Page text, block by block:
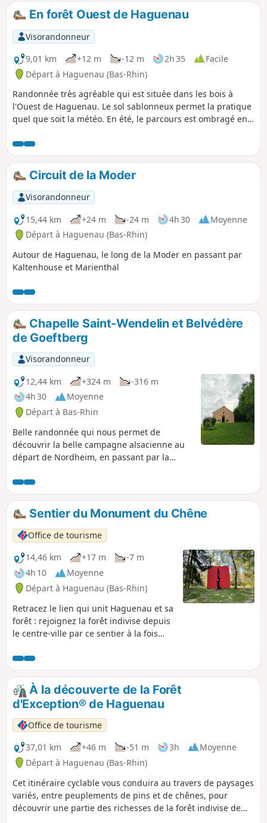
En forêt Ouest de Haguenau
Visorandonneur
9,01 km
+12 m -12 m 2h 35
Facile
Départ à Haguenau (Bas-Rhin)
Randonnée très agréable qui est située dans les bois à
l'Ouest de Haguenau. Le sol sablonneux permet la pratique
quel que soit la météo. En été, le parcours est ombragé en
nordique, course à pied voire à vélo tout terrain.
Circuit de la Moder
Visorandonneur
15,44 km
+24 m -24 m 4h 30
Moyenne
Départ à Haguenau (Bas-Rhin)
Autour de Haguenau, le long de la Moder en passant par
Kaltenhouse et Marienthal
Chapelle Saint-Wendelin et Belvédère
de Goeftberg
Visorandonneur
12,44 km
+324 m
-316 m
4h 30
Moyenne
Départ à Bas-Rhin
Belle randonnée qui nous permet de
découvrir la belle campagne alsacienne au
départ de Nordheim, en passant par la
Goeftberg.
Sentier du Monument du Chêne
Office de tourisme
14,46 km
+17 m
-7 m
4h 10
Moyenne
Départ à Haguenau (Bas-Rhin)
Retracez le lien qui unit Haguenau et sa
forêt : rejoignez la forêt indivise depuis
le centre-ville par ce sentier à la fois
découverte du fameux Monument du
Chêne et de quelques arbres
remarquables.
À la découverte de la Forêt
d'Exception® de Haguenau
Office de tourisme
37,01 km
+46 m -51 m 3h
Moyenne
Départ à Haguenau (Bas-Rhin)
Cet itinéraire cyclable vous conduira au travers de paysages
variés, entre peuplements de pins et de chênes, pour
découvrir une partie des richesses de la forêt indivise de